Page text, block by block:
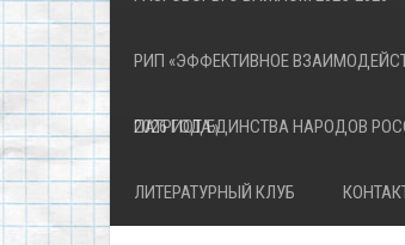
РИП «ЭФФЕКТИВНОЕ
ПАТРИОТА»
2026 ГОД ЕДИНСТВА НАРОДОВ
ЛИТЕРАТУРНЫЙ КЛУБ